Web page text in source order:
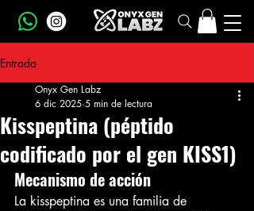
Entrada
Kisspeptina (péptido
codificado por el gen KISS1)
Onyx Gen Labz
6 dic 2025 5 min de lectura
Mecanismo de acción
La kisspeptina es una familia de